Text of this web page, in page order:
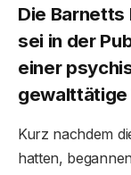
Die Barnetts
sei in der
einer
gewalttätige
Kurz nachdem
hatten,